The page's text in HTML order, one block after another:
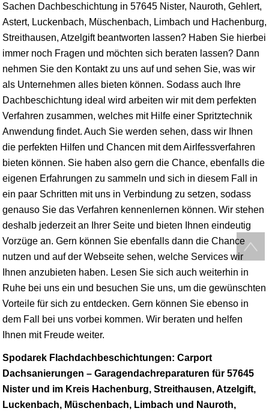
Sachen Dachbeschichtung in 57645 Nister, Nauroth, Gehlert,
Astert, Luckenbach, Müschenbach, Limbach und Hachenburg,
Streithausen, Atzelgift beantworten lassen? Haben Sie hierbei
immer noch Fragen und möchten sich beraten lassen? Dann
nehmen Sie den Kontakt zu uns auf und sehen Sie, was wir
als Unternehmen alles bieten können. Sodass auch Ihre
Dachbeschichtung ideal wird arbeiten wir mit dem perfekten
Verfahren zusammen, welches mit Hilfe einer Spritztechnik
Anwendung findet. Auch Sie werden sehen, dass wir Ihnen
die perfekten Hilfen und Chancen mit dem Airlfessverfahren
bieten können. Sie haben also gern die Chance, ebenfalls die
eigenen Erfahrungen zu sammeln und sich in diesem Fall in
ein paar Schritten mit uns in Verbindung zu setzen, sodass
genauso Sie das Verfahren kennenlernen können. Wir stehen
deshalb jederzeit an Ihrer Seite und bieten Ihnen eindeutig
Vorzüge an. Gern können Sie ebenfalls dann die Chance
nutzen und auf der Webseite sehen, welche Services wir
Ihnen anzubieten haben. Lesen Sie sich auch weiterhin in
Ruhe bei uns ein und besuchen Sie uns, um die gewünschten
Vorteile für sich zu entdecken. Gern können Sie ebenso in
dem Fall bei uns vorbei kommen. Wir beraten und helfen
Ihnen mit Freude weiter.
Spodarek Flachdachbeschichtungen: Carport
Dachsanierungen – Garagendachreparaturen für 57645
Nister und im Kreis Hachenburg, Streithausen, Atzelgift,
Luckenbach, Müschenbach, Limbach und Nauroth,